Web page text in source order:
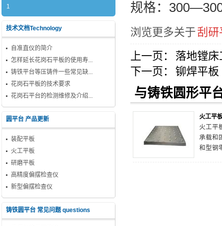
规格：
浏览更多关于刮研
上一页：
落地镗
下一页：
铆焊平板
与铸铁圆形平
火工平
火工平
承载和
和型钢
1
技术文档Technology
自准直仪的简介
怎样延长花岗石平板的使用寿...
铸铁平台等压铸件一些常见缺...
花岗石平板的技术要求
花岗石平台的检测维修及介绍...
圆平台 产品更新
装配平板
火工平板
研磨平板
高精度偏摆检查仪
新型偏摆检查仪
铸铁圆平台 常见问题 questions